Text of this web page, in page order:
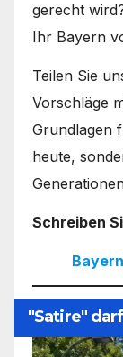
gerecht
Ihr Bayern
Teilen Sie
Vorschläge
Grundlagen
heute,
Schreiben
"Satire"